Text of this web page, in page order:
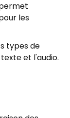
les
types de
et l'audio.